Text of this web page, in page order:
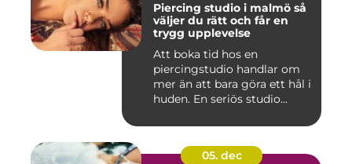
Piercing studio i malmö så
väljer du rätt och får en
trygg upplevelse
Att boka tid hos en
piercingstudio handlar om
mer än att bara göra ett hål i
huden. En seriös studio...
05. dec